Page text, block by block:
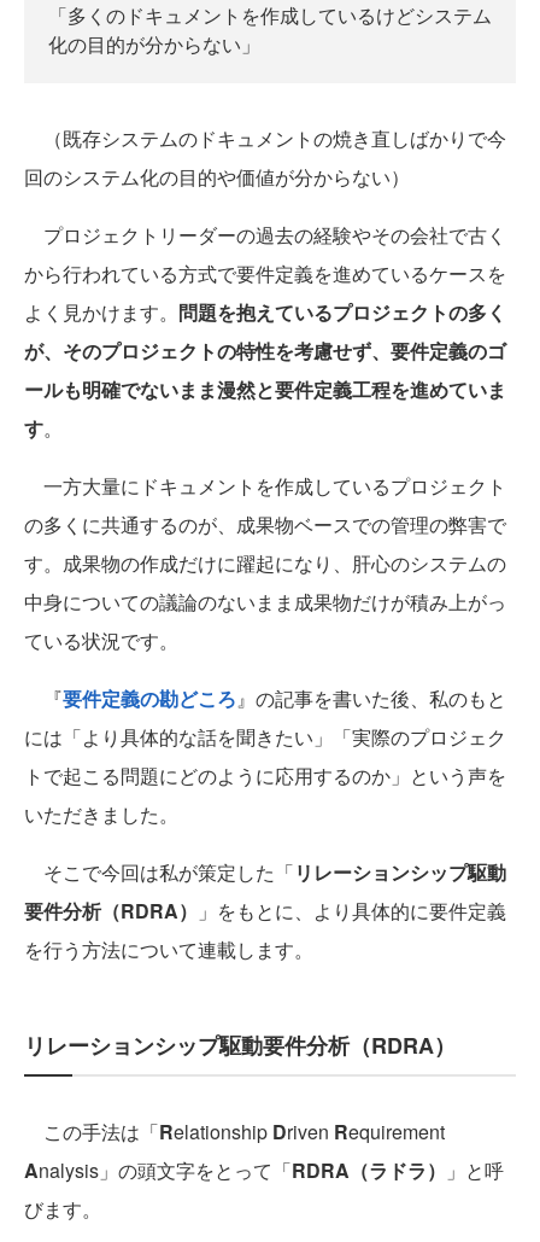
「多くのドキュメントを作成しているけどシステム
化の目的が分からない」
（既存システムのドキュメントの焼き直しばかりで今
回のシステム化の目的や価値が分からない）
プロジェクトリーダーの過去の経験やその会社で古く
から行われている方式で要件定義を進めているケースを
よく見かけます。 問題を抱えているプロジェクトの多く
が、そのプロジェクトの特性を考慮せず、要件定義のゴ
ールも明確でないまま漫然と要件定義工程を進めていま
す。
一方大量にドキュメントを作成しているプロジェクト
の多くに共通するのが、成果物ベースでの管理の弊害で
す。成果物の作成だけに躍起になり、肝心のシステムの
中身についての議論のないまま成果物だけが積み上がっ
ている状況です。
『要件定義の勘どころ』の記事を書いた後、私のもと
には「より具体的な話を聞きたい」「実際のプロジェク
トで起こる問題にどのように応用するのか」という声を
いただきました。
そこで今回は私が策定した「リレーションシップ駆動
要件分析（RDRA）
」をもとに、より具体的に要件定義
を行う方法について連載します。
リレーションシップ駆動要件分析（RDRA）
この手法は「Relationship Driven Requirement
Analysis」の頭文字をとって「RDRA（ラドラ）
」と呼
びます。